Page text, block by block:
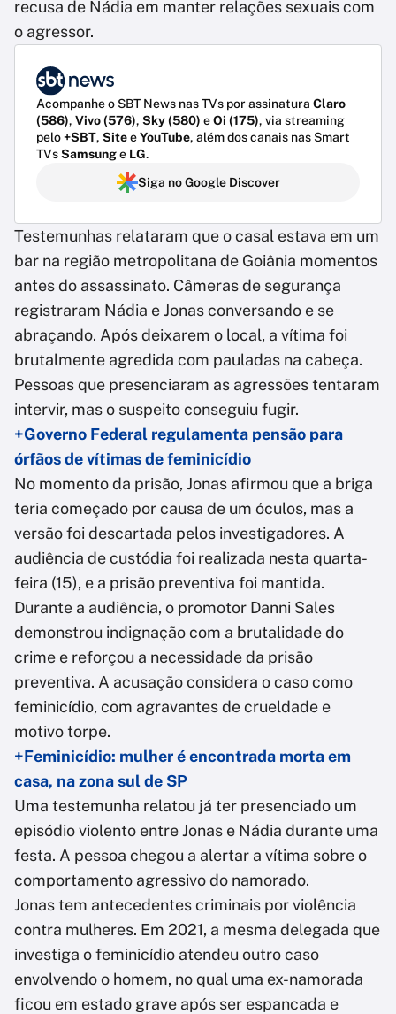
recusa de Nádia em manter relações sexuais com
o agressor.
Acompanhe o SBT News nas TVs por assinatura Claro
(586), Vivo (576), Sky (580) eOi (175), via streaming
pelo+SBT, SiteeYouTube, além dos canais nas Smart
TVsSamsunge LG.
Siga no Google Discover
Testemunhas relataram que o casal estava em um
bar na região metropolitana de Goiânia momentos
antes do assassinato. Câmeras de segurança
registraram Nádia e Jonas conversando e se
abraçando. Após deixarem o local, a vítima foi
brutalmente agredida com pauladas na cabeça.
Pessoas que presenciaram as agressões tentaram
intervir, mas o suspeito conseguiu fugir.
+Governo Federal regulamenta pensão para
órfãos de vítimas de feminicídio
No momento da prisão, Jonas afirmou que a briga
teria começado por causa de um óculos, mas a
versão foi descartada pelos investigadores. A
audiência de custódia foi realizada nesta quarta-
feira (15), e a prisão preventiva foi mantida.
Durante a audiência, o promotor Danni Sales
demonstrou indignação com a brutalidade do
crime e reforçou a necessidade da prisão
preventiva. A acusação considera o caso como
feminicídio, com agravantes de crueldade e
motivo torpe.
+Feminicídio: mulher é encontrada morta em
casa, na zona sul de SP
Uma testemunha relatou já ter presenciado um
episódio violento entre Jonas e Nádia durante uma
festa. A pessoa chegou a alertar a vítima sobre o
comportamento agressivo do namorado.
Jonas tem antecedentes criminais por violência
contra mulheres. Em 2021, a mesma delegada que
investiga o feminicídio atendeu outro caso
envolvendo o homem, no qual uma ex-namorada
ficou em estado grave após ser espancada e